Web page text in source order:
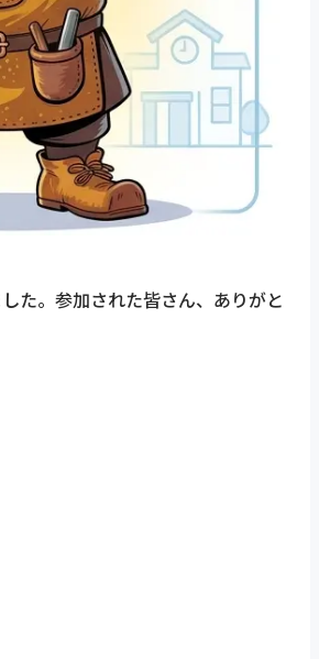
た。参加された皆さん、ありがと